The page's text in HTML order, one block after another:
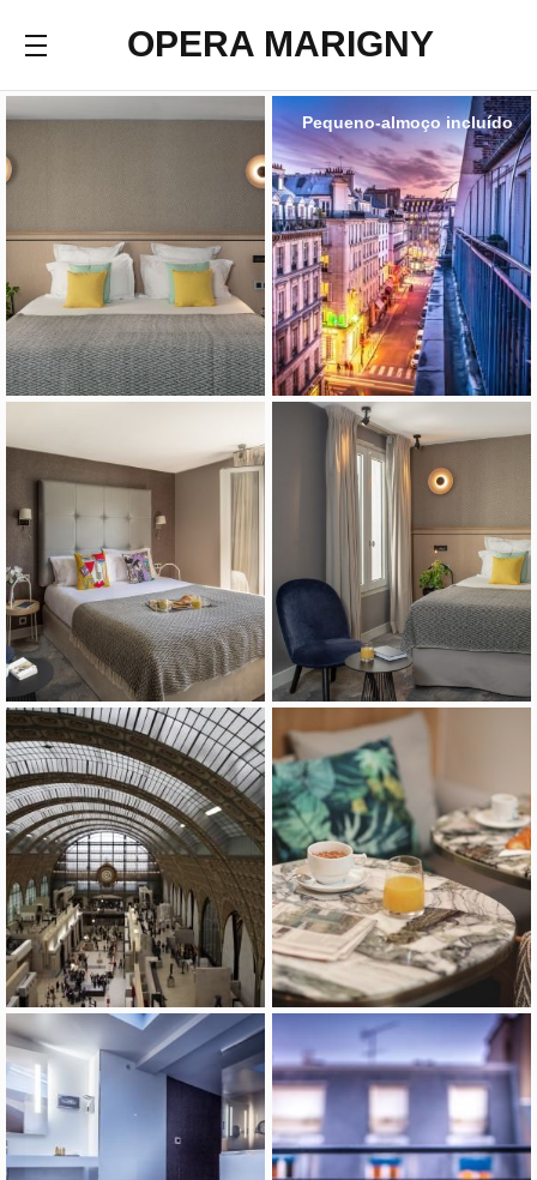
OPERA MARIGNY
Pequeno-almoço incluído